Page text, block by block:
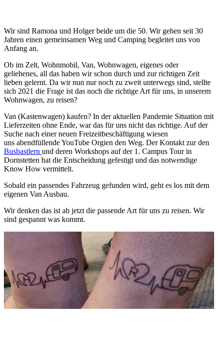
Wir sind Ramona und Holger beide um die 50. Wir gehen seit 30
Jahren einen gemeinsamen Weg und Camping begleitet uns von
Anfang an.
Ob im Zelt, Wohnmobil, Van, Wohnwagen, eigenes oder
geliehenes, all das haben wir schon durch und zur richtigen Zeit
lieben gelernt. Da wir nun nur noch zu zweit unterwegs sind, stellte
sich 2021 die Frage ist das noch die richtige Art für uns, in unserem
Wohnwagen, zu reisen?
Van (Kastenwagen) kaufen? In der aktuellen Pandemie Situation mit
Lieferzeiten ohne Ende, war das für uns nicht das richtige. Auf der
Suche nach einer neuen Freizeitbeschäftigung wiesen
uns abendfüllende YouTube Orgien den Weg. Der Kontakt zur den
Busbastlern und deren Workshops auf der 1. Campus Tour in
Dornstetten hat die Entscheidung gefestigt und das notwendige
Know How vermittelt.
Sobald ein passendes Fahrzeug gefunden wird, geht es los mit dem
eigenen Van Ausbau.
Wir denken das ist ab jetzt die passende Art für uns zu reisen. Wir
sind gespannt was kommt.